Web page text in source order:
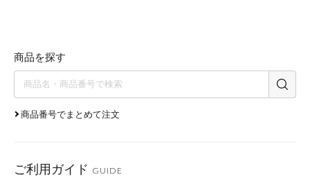
商品を探す
商品番号でまとめて注文
ご利用ガイド GUIDE